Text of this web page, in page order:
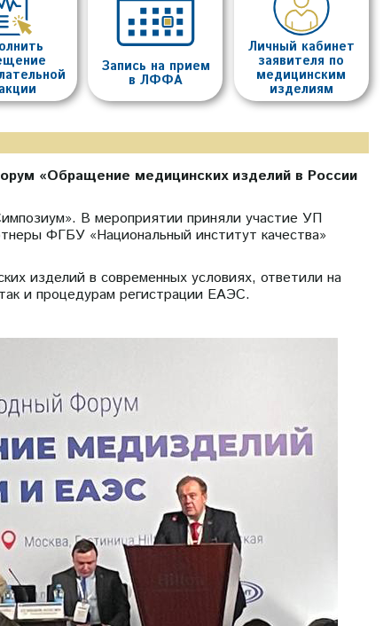
Запись на прием
в ЛФФА
Личный кабинет
заявителя по
медицинским
изделиям
«Обращение медицинских изделий в России
В мероприятии приняли участие УП
ФГБУ «Национальный институт качества»
изделий в современных условиях, ответили на
и процедурам регистрации ЕАЭС.